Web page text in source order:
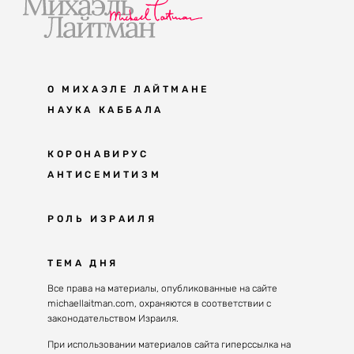
О МИХАЭЛЕ ЛАЙТМАНЕ
НАУКА КАББАЛА
Мудрость каббалы
Каббала сегодня
Великие каббалисты
Духовные состояния
Конгрессы каббалы
Каббалистическая музыка
КОРОНАВИРУС
АНТИСЕМИТИЗМ
Антисемитизм в современном мире
Решение
РОЛЬ ИЗРАИЛЯ
Почему евреи
Израиль сегодня
ТЕМА ДНЯ
Все права на материалы, опубликованные на сайте
michaellaitman.com, охраняются в соответствии с
законодательством Израиля.
При использовании материалов сайта гиперссылка на